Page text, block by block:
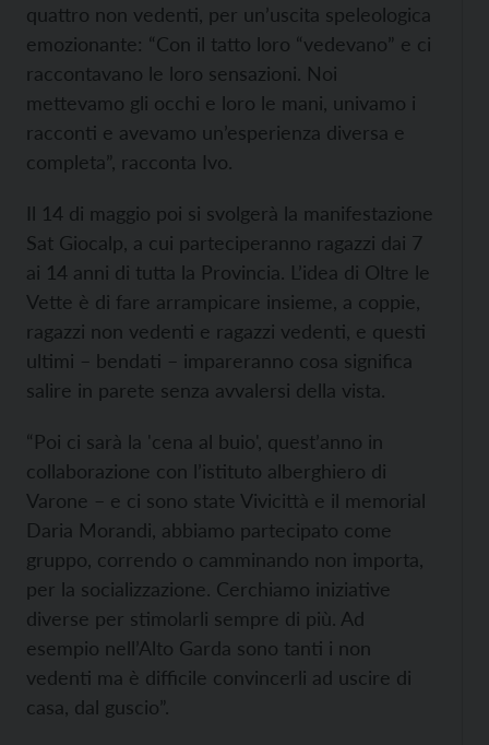
quattro non vedenti, per un’uscita speleologica
emozionante: “Con il tatto loro “vedevano” e ci
raccontavano le loro sensazioni. Noi
mettevamo gli occhi e loro le mani, univamo i
racconti e avevamo un’esperienza diversa e
completa”, racconta Ivo.
Il 14 di maggio poi si svolgerà la manifestazione
Sat Giocalp, a cui parteciperanno ragazzi dai 7
ai 14 anni di tutta la Provincia. L’idea di Oltre le
Vette è di fare arrampicare insieme, a coppie,
ragazzi non vedenti e ragazzi vedenti, e questi
ultimi – bendati – impareranno cosa significa
salire in parete senza avvalersi della vista.
“Poi ci sarà la 'cena al buio', quest’anno in
collaborazione con l’istituto alberghiero di
Varone – e ci sono state Vivicittà e il memorial
Daria Morandi, abbiamo partecipato come
gruppo, correndo o camminando non importa,
per la socializzazione. Cerchiamo iniziative
diverse per stimolarli sempre di più. Ad
esempio nell’Alto Garda sono tanti i non
vedenti ma è difficile convincerli ad uscire di
casa, dal guscio”.